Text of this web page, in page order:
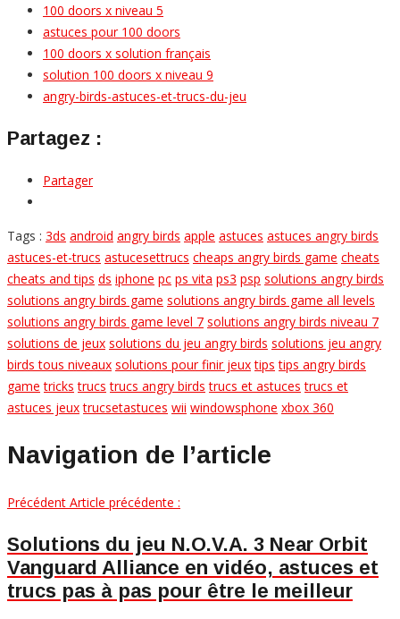
100 doors x niveau 5
astuces pour 100 doors
100 doors x solution français
solution 100 doors x niveau 9
angry-birds-astuces-et-trucs-du-jeu
Partagez :
Partager
Tags : 3ds android angry birds apple astuces astuces angry birds
astuces-et-trucs astucesettrucs cheaps angry birds game cheats
cheats and tips ds iphone pc ps vita ps3 psp solutions angry birds
solutions angry birds game solutions angry birds game all levels
solutions angry birds game level 7 solutions angry birds niveau 7
solutions de jeux solutions du jeu angry birds solutions jeu angry
birds tous niveaux solutions pour finir jeux tips tips angry birds
game tricks trucs trucs angry birds trucs et astuces trucs et
astuces jeux trucsetastuces wii windowsphone xbox 360
Navigation de l’article
Précédent Article précédente :
Solutions du jeu N.O.V.A. 3 Near Orbit
Vanguard Alliance en vidéo, astuces et
trucs pas à pas pour être le meilleur